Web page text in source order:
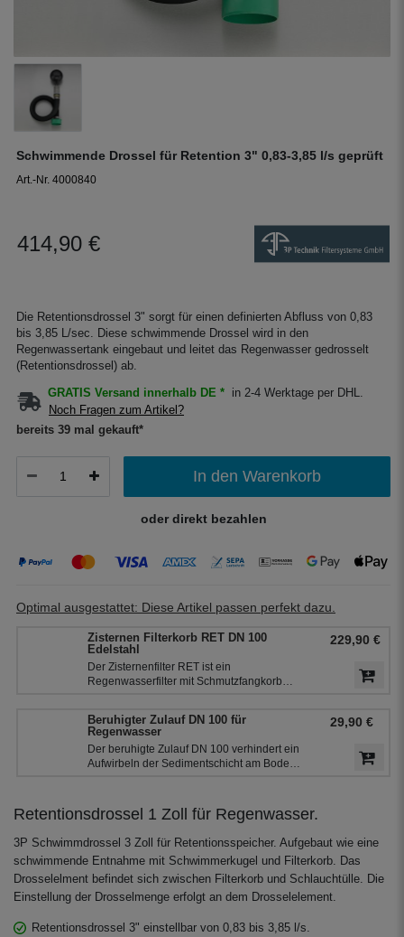
Schwimmende Drossel für Retention 3" 0,83-3,85 l/s geprüft
Art.-Nr. 4000840
414,90 €
Die Retentionsdrossel 3" sorgt für einen definierten Abfluss von 0,83
bis 3,85 L/sec. Diese schwimmende Drossel wird in den
Regenwassertank eingebaut und leitet das Regenwasser gedrosselt
(Retentionsdrossel) ab.
GRATIS Versand innerhalb DE *
in 2-4 Werktage per DHL.
Noch Fragen zum Artikel?
bereits 39 mal gekauft*
In den Warenkorb
oder direkt bezahlen
Optimal ausgestattet: Diese Artikel passen perfekt dazu.
Zisternen Filterkorb RET DN 100
Edelstahl
Der Zisternenfilter RET ist ein
Regenwasserfilter mit Schmutzfangkorb
hervorragend für die Regenwassernutzung
in der Haustechnik und zur
Gartenbewässerung.
229,90 €
Beruhigter Zulauf DN 100 für
Regenwasser
Der beruhigte Zulauf DN 100 verhindert ein
Aufwirbeln der Sedimentschicht am Boden
das Regenwasser frisch. Der beruhigte
Zulauf ist die 2. Reinigungsstufe in der
Zisterne.
29,90 €
Retentionsdrossel 1 Zoll für Regenwasser.
3P Schwimmdrossel 3 Zoll für Retentionsspeicher. Aufgebaut wie eine
schwimmende Entnahme mit Schwimmerkugel und Filterkorb. Das
Drosselelment befindet sich zwischen Filterkorb und Schlauchtülle. Die
Einstellung der Drosselmenge erfolgt an dem Drosselelement.
Retentionsdrossel 3" einstellbar von 0,83 bis 3,85 l/s.